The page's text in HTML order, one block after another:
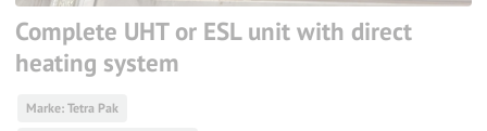
Complete UHT or ESL unit with direct
heating system
Marke: Tetra Pak